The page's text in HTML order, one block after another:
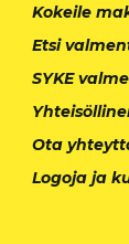
Kokeile
Etsi
SYKE
Ota
Logoja ja